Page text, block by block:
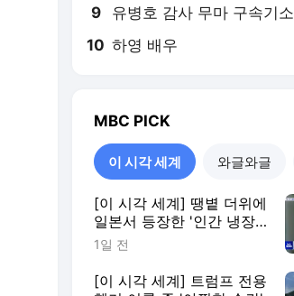
9 유병호 감사 무마 구속기소
10 하영 배우
MBC PICK
이 시각 세계 와글와글
[이 시각 세계] 땡볕 더위에
일본서 등장한 '인간 냉장
고'
1일 전
[이 시각 세계] 트럼프 전용